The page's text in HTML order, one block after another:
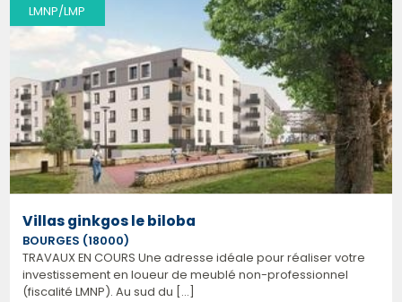
LMNP/LMP
Villas ginkgos le biloba
BOURGES (18000)
TRAVAUX EN COURS Une adresse idéale pour réaliser votre
investissement en loueur de meublé non-professionnel
(fiscalité LMNP). Au sud du [...]